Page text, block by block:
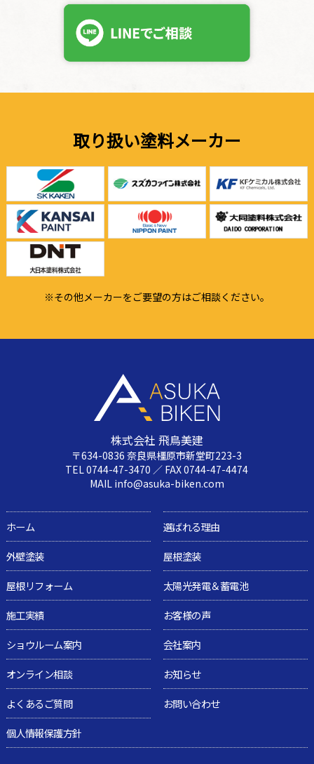
取り扱い塗料メーカー
※その他メーカーをご要望の方はご相談ください。
株式会社 飛鳥美建
〒634-0836 奈良県橿原市新堂町223-3
TEL 0744-47-3470 ／ FAX 0744-47-4474
MAIL info@asuka-biken.com
ホーム
選ばれる理由
外壁塗装
屋根塗装
屋根リフォーム
太陽光発電＆蓄電池
施工実績
お客様の声
ショウルーム案内
会社案内
オンライン相談
お知らせ
よくあるご質問
お問い合わせ
個人情報保護方針